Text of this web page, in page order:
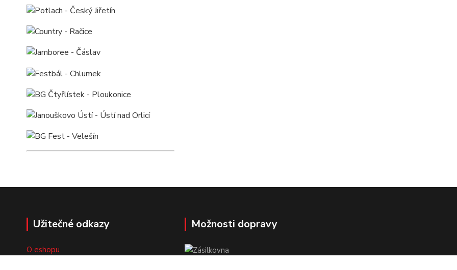
Užitečné odkazy
O eshopu
Možnosti dopravy